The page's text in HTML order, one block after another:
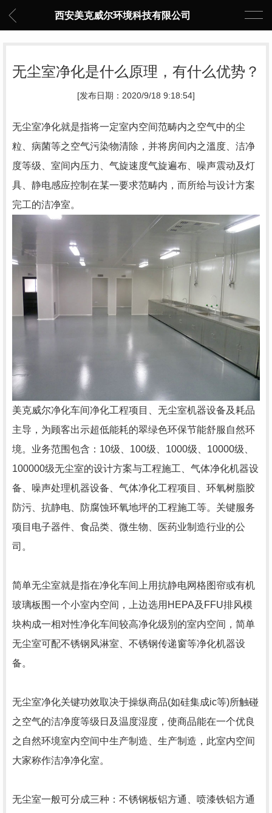
西安美克威尔环境科技有限公司
无尘室净化是什么原理，有什么优势？
[发布日期：2020/9/18 9:18:54]
无尘室净化就是指将一定室内空间范畴内之空气中的尘
粒、病菌等之空气污染物清除，并将房间内之溫度、洁净
度等级、室间内压力、气旋速度气旋遍布、噪声震动及灯
具、静电感应控制在某一要求范畴内，而所给与设计方案
完工的洁净室。
美克威尔净化车间净化工程项目、无尘室机器设备及耗品
主导，为顾客出示超低能耗的翠绿色环保节能舒服自然环
境。业务范围包含：10级、100级、1000级、10000级、
100000级无尘室的设计方案与工程施工、气体净化机器设
备、噪声处理机器设备、气体净化工程项目、环氧树脂胶
防污、抗静电、防腐蚀环氧地坪的工程施工等。关键服务
项目电子器件、食品类、微生物、医药业制造行业的公
司。
简单无尘室就是指在净化车间上用抗静电网格图帘或有机
玻璃板围一个小室内空间，上边选用HEPA及FFU排风模
块构成一相对性净化车间较高净化级別的室内空间，简单
无尘室可配不锈钢风淋室、不锈钢传递窗等净化机器设
备。
无尘室净化关键功效取决于操纵商品(如硅集成ic等)所触碰
之空气的洁净度等级日及温度湿度，使商品能在一个优良
之自然环境室内空间中生产制造、生产制造，此室内空间
大家称作洁净净化室。
无尘室一般可分成三种：不锈钢板铝方通、喷漆铁铝方通